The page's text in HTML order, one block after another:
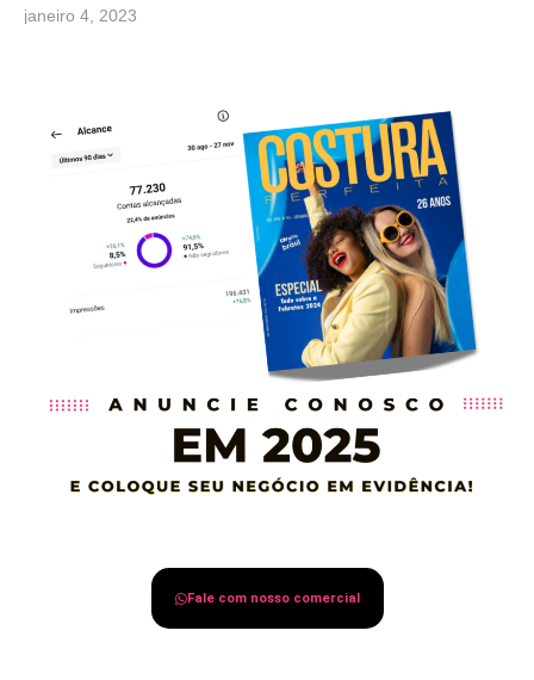
janeiro 4, 2023
Fale com nosso comercial